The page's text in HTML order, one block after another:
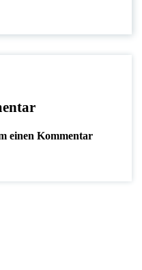
einen Kommentar